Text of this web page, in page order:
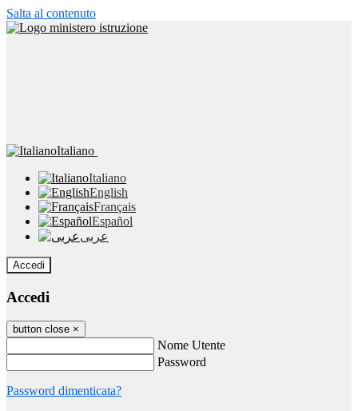
Salta al contenuto
Italiano
Italiano
English
Français
Español
عربى
Accedi
Accedi
button close ×
Nome Utente
Password
Password dimenticata?